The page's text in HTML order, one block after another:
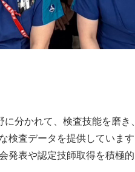
分かれて、検査技能を磨
査データを提供していま
表や認定技師取得を積極的